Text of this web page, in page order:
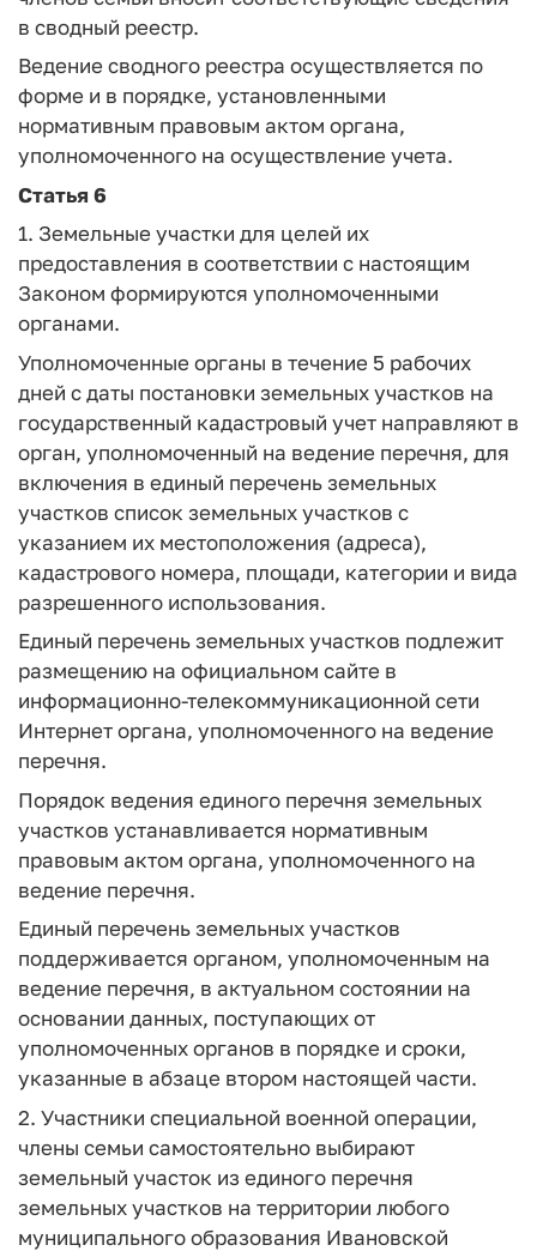
в сводный реестр.
Ведение сводного реестра осуществляется по
форме и в порядке, установленными
нормативным правовым актом органа,
уполномоченного на осуществление учета.
Статья 6
1. Земельные участки для целей их
предоставления в соответствии с настоящим
Законом формируются уполномоченными
органами.
Уполномоченные органы в течение 5 рабочих
дней с даты постановки земельных участков на
государственный кадастровый учет направляют в
орган, уполномоченный на ведение перечня, для
включения в единый перечень земельных
участков список земельных участков с
указанием их местоположения (адреса),
кадастрового номера, площади, категории и вида
разрешенного использования.
Единый перечень земельных участков подлежит
размещению на официальном сайте в
информационно-телекоммуникационной сети
Интернет органа, уполномоченного на ведение
перечня.
Порядок ведения единого перечня земельных
участков устанавливается нормативным
правовым актом органа, уполномоченного на
ведение перечня.
Единый перечень земельных участков
поддерживается органом, уполномоченным на
ведение перечня, в актуальном состоянии на
основании данных, поступающих от
уполномоченных органов в порядке и сроки,
указанные в абзаце втором настоящей части.
2. Участники специальной военной операции,
члены семьи самостоятельно выбирают
земельный участок из единого перечня
земельных участков на территории любого
муниципального образования Ивановской